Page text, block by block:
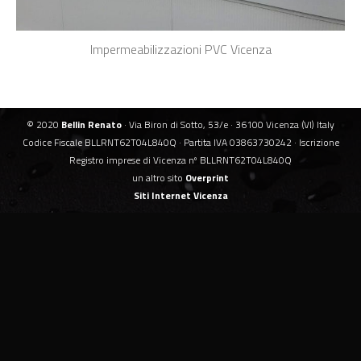
Impermeabilizzazioni PVC Vicenza
© 2020 Bellin Renato · Via Biron di Sotto, 53/e · 36100 Vicenza (VI) Italy
Codice Fiscale BLLRNT62T04L840Q · Partita IVA 03863730242 · Iscrizione
Registro imprese di Vicenza nº BLLRNT62T04L840Q
un altro sito Overprint
Siti Internet Vicenza